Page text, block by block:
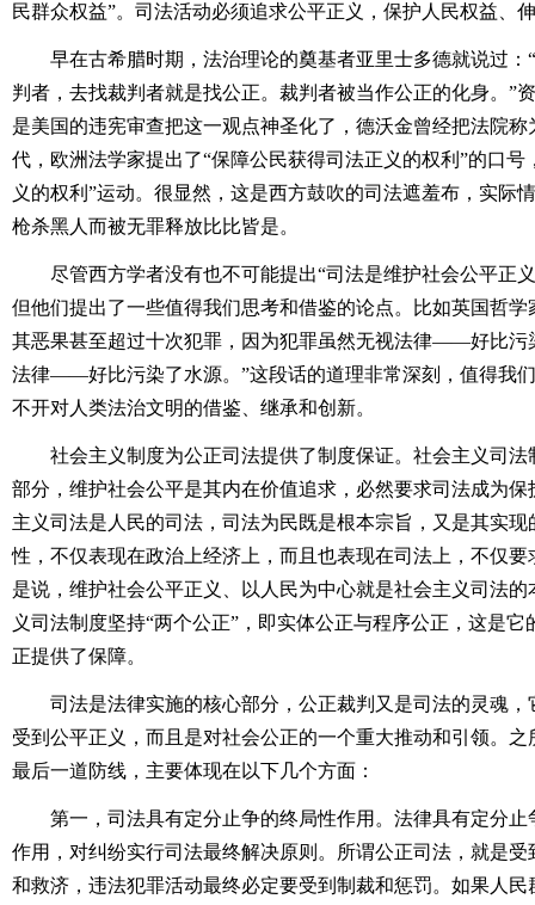
民群众权益”。司法活动必须追求公平正义，保护人民权益、
早在古希腊时期，法治理论的奠基者亚里士多德就说过：
判者，去找裁判者就是找公正。裁判者被当作公正的化身。”
是美国的违宪审查把这一观点神圣化了，德沃金曾经把法院
代，欧洲法学家提出了“保障公民获得司法正义的权利”的口
义的权利”运动。很显然，这是西方鼓吹的司法遮羞布，实际
枪杀黑人而被无罪释放比比皆是。
尽管西方学者没有也不可能提出“司法是维护社会公平正
但他们提出了一些值得我们思考和借鉴的论点。比如英国哲
其恶果甚至超过十次犯罪，因为犯罪虽然无视法律——好比污
法律——好比污染了水源。”这段话的道理非常深刻，值得我
不开对人类法治文明的借鉴、继承和创新。
社会主义制度为公正司法提供了制度保证。社会主义司法
部分，维护社会公平是其内在价值追求，必然要求司法成为
主义司法是人民的司法，司法为民既是根本宗旨，又是其实
性，不仅表现在政治上经济上，而且也表现在司法上，不仅
是说，维护社会公平正义、以人民为中心就是社会主义司法
义司法制度坚持“两个公正”，即实体公正与程序公正，这是
正提供了保障。
司法是法律实施的核心部分，公正裁判又是司法的灵魂，
受到公平正义，而且是对社会公正的一个重大推动和引领。
最后一道防线，主要体现在以下几个方面：
第一，司法具有定分止争的终局性作用。法律具有定分止
作用，对纠纷实行司法最终解决原则。所谓公正司法，就是
和救济，违法犯罪活动最终必定要受到制裁和惩罚。如果人